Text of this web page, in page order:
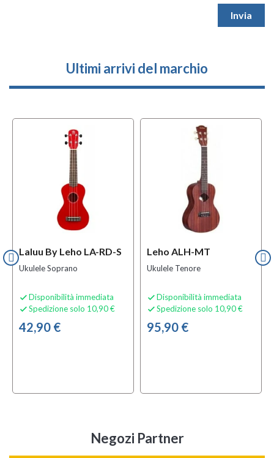
Ultimi arrivi del marchio
Laluu By Leho LA-RD-S
Ukulele Soprano
 Disponibilità immediata
 Spedizione solo 10,90 €
42,90 €
Leho ALH-MT
Ukulele Tenore
 Disponibilità immediata
 Spedizione solo 10,90 €
95,90 €
Negozi Partner